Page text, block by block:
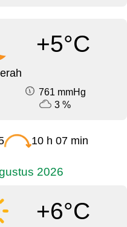
+5°C
761 mmHg
3 %
10 h 07 min
2026
+6°C